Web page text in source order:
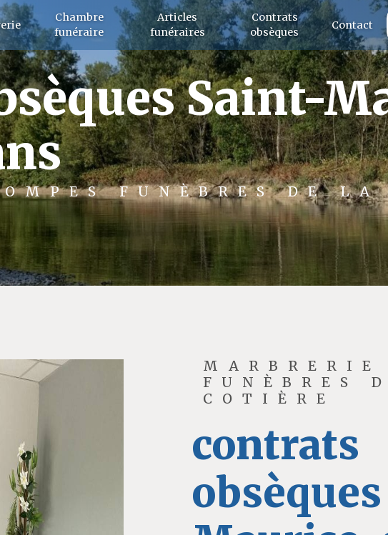
Chambre
funéraire
Articles
funéraires
Contrats
obsèques
Contact
Saint-
FUNÈBRES DE
MARBRERIE
FUNÈBRES
COTIÈRE
contrats